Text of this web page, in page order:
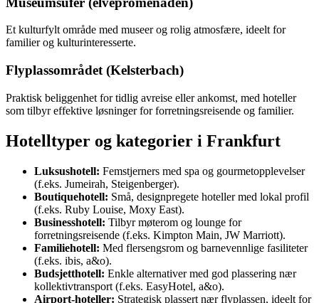
Et kulturfylt område med museer og rolig atmosfære, ideelt for
familier og kulturinteresserte.
Flyplassområdet (Kelsterbach)
Praktisk beliggenhet for tidlig avreise eller ankomst, med hoteller
som tilbyr effektive løsninger for forretningsreisende og familier.
Hotelltyper og kategorier i Frankfurt
Luksushotell: Femstjerners med spa og gourmetopplevelser
(f.eks. Jumeirah, Steigenberger).
Boutiquehotell: Små, designpregete hoteller med lokal profil
(f.eks. Ruby Louise, Moxy East).
Businesshotell: Tilbyr møterom og lounge for
forretningsreisende (f.eks. Kimpton Main, JW Marriott).
Familiehotell: Med flersengsrom og barnevennlige fasiliteter
(f.eks. ibis, a&o).
Budsjetthotell: Enkle alternativer med god plassering nær
kollektivtransport (f.eks. EasyHotel, a&o).
Airport-hoteller: Strategisk plassert nær flyplassen, ideelt for